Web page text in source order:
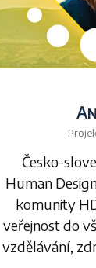
Česko-
Human
komunity
veřejnost do
vzdělávání,